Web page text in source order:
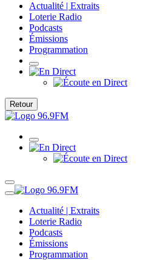
Actualité | Extraits
Loterie Radio
Podcasts
Émissions
Programmation
Retour
Actualité | Extraits
Loterie Radio
Podcasts
Émissions
Programmation